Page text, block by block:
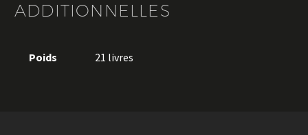
ADDITIONNELLES
Poids 21 livres